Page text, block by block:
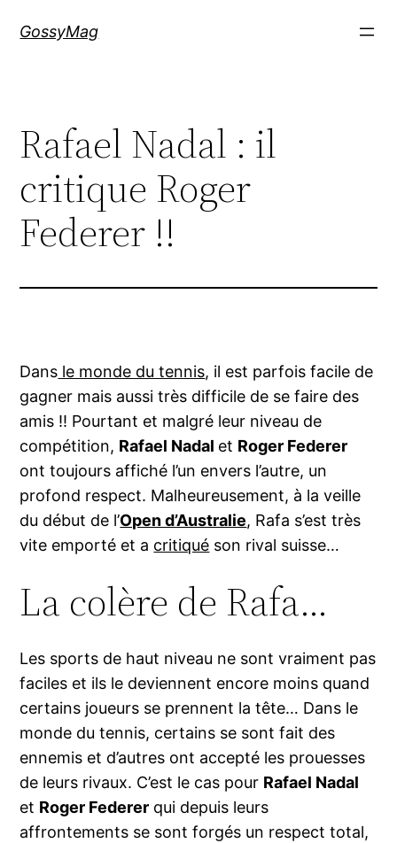
GossyMag
Rafael Nadal : il
critique Roger
Federer !!
Dans le monde du tennis, il est parfois facile de
gagner mais aussi très difficile de se faire des
amis !! Pourtant et malgré leur niveau de
compétition, Rafael Nadal et Roger Federer
ont toujours affiché l’un envers l’autre, un
profond respect. Malheureusement, à la veille
du début de l’Open d’Australie, Rafa s’est très
vite emporté et a critiqué son rival suisse…
La colère de Rafa…
Les sports de haut niveau ne sont vraiment pas
faciles et ils le deviennent encore moins quand
certains joueurs se prennent la tête… Dans le
monde du tennis, certains se sont fait des
ennemis et d’autres ont accepté les prouesses
de leurs rivaux. C’est le cas pour Rafael Nadal
et Roger Federer qui depuis leurs
affrontements se sont forgés un respect total,